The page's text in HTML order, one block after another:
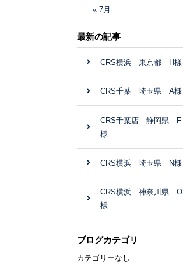
« 7月
最新の記事
CRS横浜 東京都 H様
CRS千葉 埼玉県 A様
CRS千葉店 静岡県 F
様
CRS横浜 埼玉県 N様
CRS横浜 神奈川県 O
様
ブログカテゴリ
カテゴリーなし